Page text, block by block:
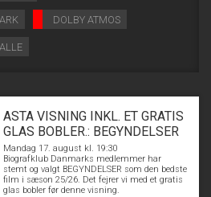
DOLBY ATMOS
ASTA VISNING INKL. ET GRATIS
GLAS BOBLER.: BEGYNDELSER
Mandag 17. august kl. 19:30
Biografklub Danmarks medlemmer har
stemt og valgt BEGYNDELSER som den bedste
film i sæson 25/26. Det fejrer vi med et gratis
glas bobler før denne visning.